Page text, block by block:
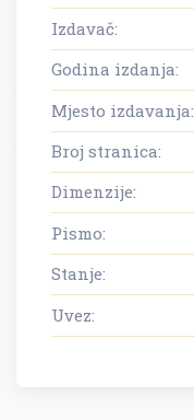
Izdavač:
Godina izdanja:
Mjesto izdavanja:
Broj stranica:
Dimenzije:
Pismo:
Stanje:
Uvez: